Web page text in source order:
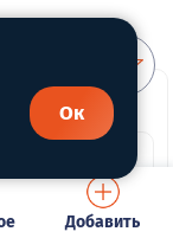
Добавить
Ок